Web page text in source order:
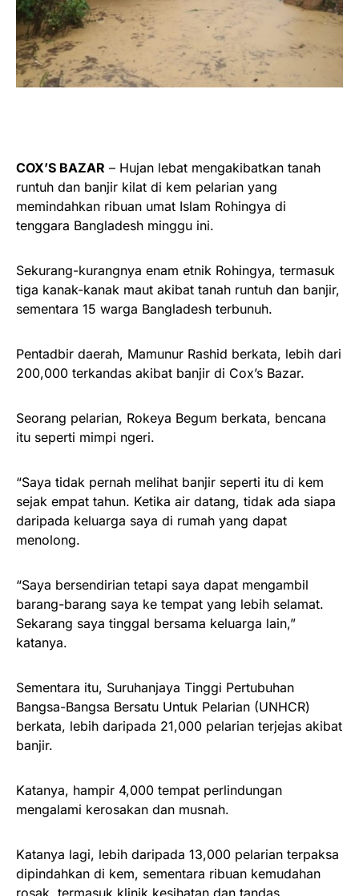
COX’S BAZAR – Hujan lebat mengakibatkan tanah
runtuh dan banjir kilat di kem pelarian yang
memindahkan ribuan umat Islam Rohingya di
tenggara Bangladesh minggu ini.
Sekurang-kurangnya enam etnik Rohingya, termasuk
tiga kanak-kanak maut akibat tanah runtuh dan banjir,
sementara 15 warga Bangladesh terbunuh.
Pentadbir daerah, Mamunur Rashid berkata, lebih dari
200,000 terkandas akibat banjir di Cox’s Bazar.
Seorang pelarian, Rokeya Begum berkata, bencana
itu seperti mimpi ngeri.
“Saya tidak pernah melihat banjir seperti itu di kem
sejak empat tahun. Ketika air datang, tidak ada siapa
daripada keluarga saya di rumah yang dapat
menolong.
“Saya bersendirian tetapi saya dapat mengambil
barang-barang saya ke tempat yang lebih selamat.
Sekarang saya tinggal bersama keluarga lain,”
katanya.
Sementara itu, Suruhanjaya Tinggi Pertubuhan
Bangsa-Bangsa Bersatu Untuk Pelarian (UNHCR)
berkata, lebih daripada 21,000 pelarian terjejas akibat
banjir.
Katanya, hampir 4,000 tempat perlindungan
mengalami kerosakan dan musnah.
Katanya lagi, lebih daripada 13,000 pelarian terpaksa
dipindahkan di kem, sementara ribuan kemudahan
rosak, termasuk klinik kesihatan dan tandas.